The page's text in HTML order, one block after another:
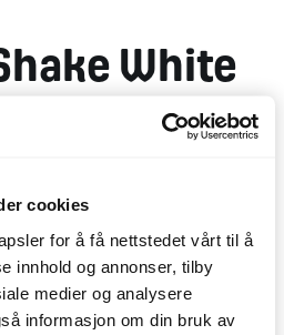
cookies
for å få nettstedet vårt til å
innhold og annonser, tilby
medier og analysere
informasjon om din bruk av
White
& raspberry
softis og melk,blandet
hvitesjokoladekulerog
medkrem.